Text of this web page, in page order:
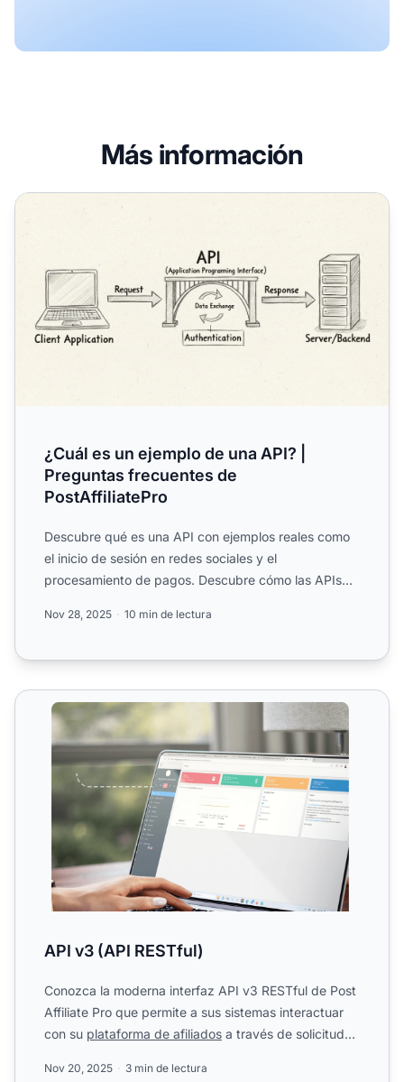
Más información
¿Cuál es un ejemplo de una API? | Preguntas frecuentes
¿Cuál es un ejemplo de una API? |
Preguntas frecuentes de
PostAffiliatePro
Descubre qué es una API con ejemplos reales como
el inicio de sesión en redes sociales y el
procesamiento de pagos. Descubre cómo las APIs
Nov 28, 2025 10 min de lectura
API v3 (API RESTful)
API v3 (API RESTful)
Conozca la moderna interfaz API v3 RESTful de Post
Affiliate Pro que permite a sus sistemas interactuar
con su plataforma de afiliados a través de solicitudes
Nov 20, 2025 3 min de lectura